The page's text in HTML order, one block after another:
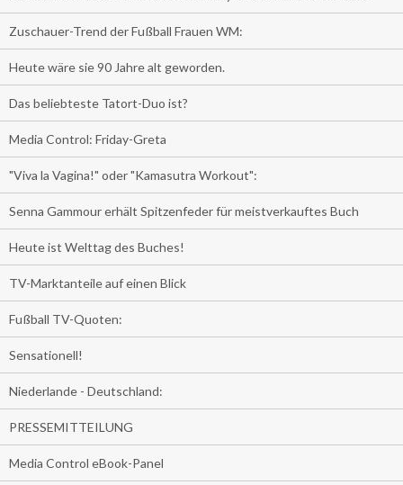
Zuschauer-Trend der Fußball Frauen WM:
Heute wäre sie 90 Jahre alt geworden.
Das beliebteste Tatort-Duo ist?
Media Control: Friday-Greta
"Viva la Vagina!" oder "Kamasutra Workout":
Senna Gammour erhält Spitzenfeder für meistverkauftes Buch
Heute ist Welttag des Buches!
TV-Marktanteile auf einen Blick
Fußball TV-Quoten:
Sensationell!
Niederlande - Deutschland:
PRESSEMITTEILUNG
Media Control eBook-Panel